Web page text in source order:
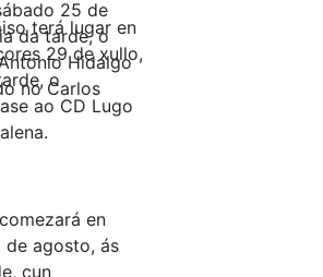
entre oR. C.
se disputará
e á mesma
oGenoa-
Luigi
TVG do
, onde o
25 de
da tarde, o
Hidalgo
no Carlos
terá lugar en
29 de xullo,
o
ao CD Lugo
en
de agosto, ás
cun